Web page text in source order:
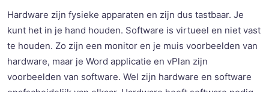
Hardware zijn fysieke apparaten en zijn dus tastbaar. Je
kunt het in je hand houden. Software is virtueel en niet vast
te houden. Zo zijn een monitor en je muis voorbeelden van
hardware, maar je Word applicatie en vPlan zijn
voorbeelden van software. Wel zijn hardware en software